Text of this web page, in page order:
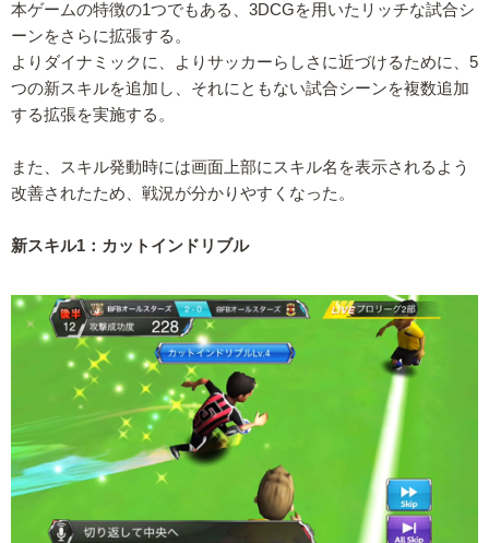
本ゲームの特徴の1つでもある、3DCGを用いたリッチな試合シ
ーンをさらに拡張する。
よりダイナミックに、よりサッカーらしさに近づけるために、5
つの新スキルを追加し、それにともない試合シーンを複数追加
する拡張を実施する。
また、スキル発動時には画面上部にスキル名を表示されるよう
改善されたため、戦況が分かりやすくなった。
新スキル1：カットインドリブル